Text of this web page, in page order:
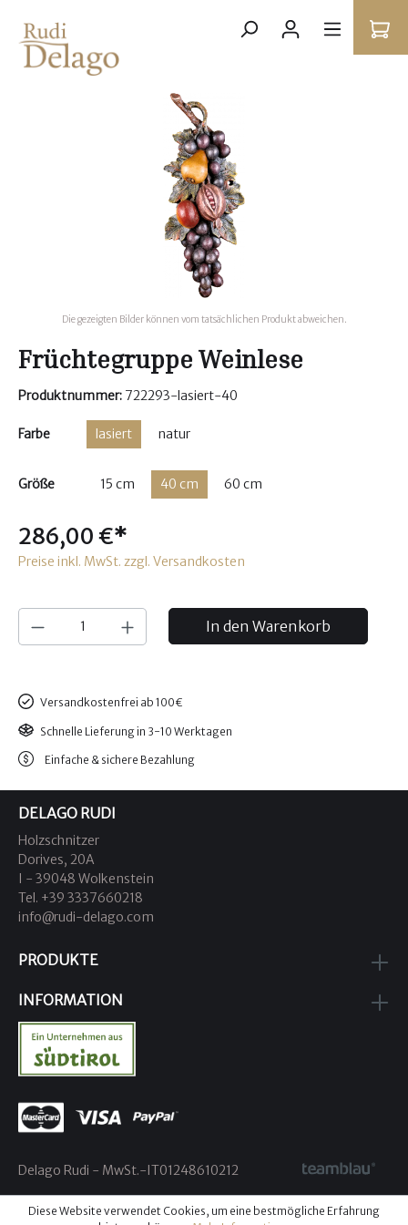
Die gezeigten Bilder können vom tatsächlichen Produkt abweichen.
Früchtegruppe Weinlese
Produktnummer: 722293-lasiert-40
Farbe lasiert natur
Größe 15 cm 40 cm 60 cm
286,00 €*
Preise inkl. MwSt. zzgl. Versandkosten
In den Warenkorb
Versandkostenfrei ab 100€
Schnelle Lieferung in 3-10 Werktagen
Einfache & sichere Bezahlung
DELAGO RUDI
Holzschnitzer
Dorives, 20A
I - 39048 Wolkenstein
Tel. +39 3337660218
info@rudi-delago.com
PRODUKTE
INFORMATION
Delago Rudi - MwSt.-IT01248610212
Diese Website verwendet Cookies, um eine bestmögliche Erfahrung